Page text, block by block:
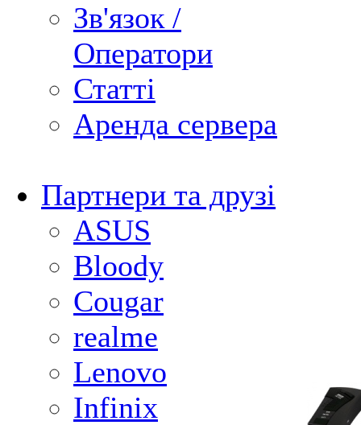
Зв'язок /
Оператори
Статті
Аренда сервера
Партнери та друзі
ASUS
Bloody
Cougar
realme
Lenovo
Infinix